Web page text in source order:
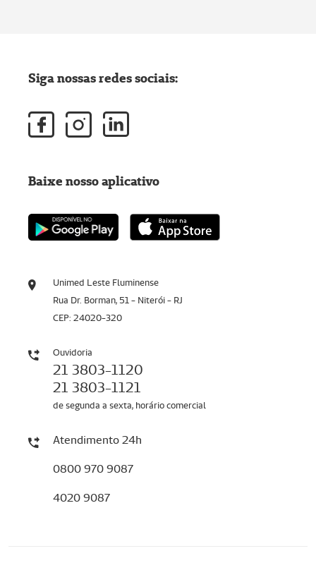
Unimed Leste Fluminense
Rua Dr. Borman, 51 - Niterói - RJ
CEP: 24020-320
Ouvidoria
21 3803-1120
21 3803-1121
de segunda a sexta, horário comercial
Atendimento 24h
0800 970 9087
4020 9087
Siga nossas redes sociais:
Baixe nosso aplicativo